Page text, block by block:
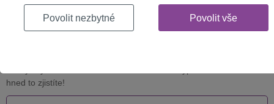
Ověřte si dostupnost internetu na vaší
hned to zjistíte!
Povolit nezbytné Povolit vše